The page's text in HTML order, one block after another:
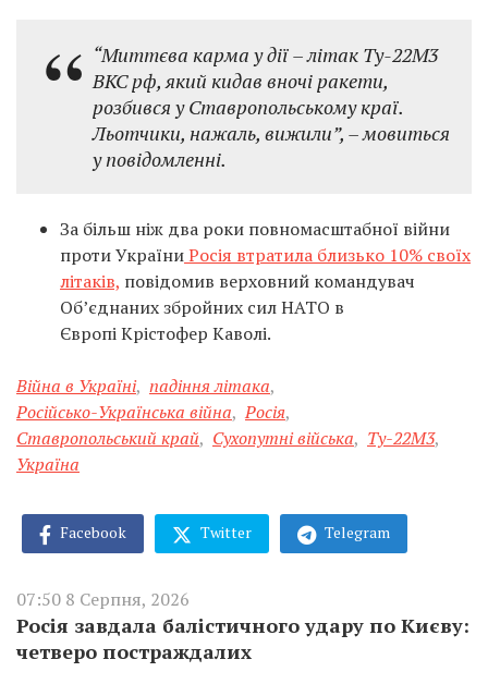
“Миттєва карма у дії – літак Ту-22М3
ВКС рф, який кидав вночі ракети,
розбився у Ставропольському краї.
Льотчики, нажаль, вижили”, – мовиться
у повідомленні.
За більш ніж два роки повномасштабної війни
проти УкраїниРосія втратила близько 10% своїх
літаків, повідомив верховний командувач
Об’єднаних збройних сил НАТО в
Європі Крістофер Каволі.
Війна в Україні, падіння літака,
Російсько-Українська війна, Росія,
Ставропольський край, Сухопутні війська, Ту-22М3,
Україна
Facebook Twitter Telegram
07:50 8 Серпня, 2026
Росія завдала балістичного удару по Києву:
четверо постраждалих